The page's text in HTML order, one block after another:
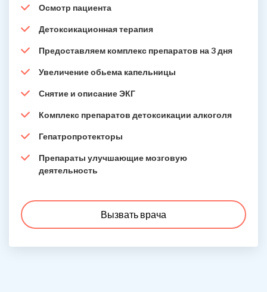
Осмотр пациента
Детоксикационная терапия
Предоставляем комплекс препаратов на 3 дня
Увеличение обьема капельницы
Снятие и описание ЭКГ
Комплекс препаратов детоксикации алкоголя
Гепатропротекторы
Препараты улучшающие мозговую
деятельность
Вызвать врача